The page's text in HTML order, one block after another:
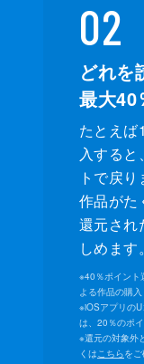
02
どれを
最大40
たとえ
入する
トで戻
作品がた
還元され
しめます
※40％ポイント
よる作品の購
※iOSアプリの
は、20％のポ
※還元の対象外
くはこちらを